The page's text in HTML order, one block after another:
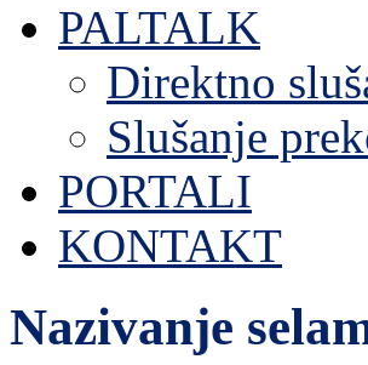
PALTALK
Direktno
Slušanje
PORTALI
KONTAKT
Nazivanje